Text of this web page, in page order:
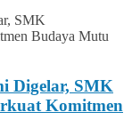
Digelar, SMK
Komitmen